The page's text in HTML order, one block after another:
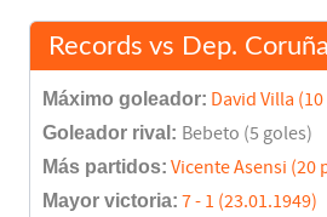
Records vs Dep. Coruña
Máximo goleador: David Villa
Goleador rival: Bebeto (5 goles)
Más partidos: Vicente Asensi (20
Mayor victoria: 7 - 1 (23.01.1949)